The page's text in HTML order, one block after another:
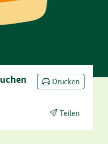
Drucken
Teilen